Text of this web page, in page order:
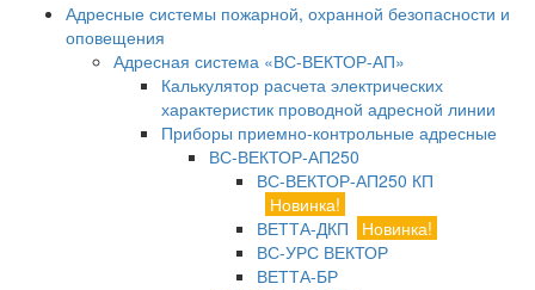
Адресные системы пожарной, охранной безопасности и
оповещения
Адресная система «ВС-ВЕКТОР-АП»
Калькулятор расчета электрических
характеристик проводной адресной линии
Приборы приемно-контрольные адресные
ВС-ВЕКТОР-АП250
ВС-ВЕКТОР-АП250 КП
Новинка!
ВЕТТА-ДКП
Новинка!
ВС-УРС ВЕКТОР
ВЕТТА-БР